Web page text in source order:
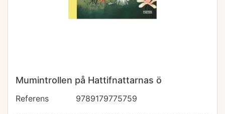
Mumintrollen på Hattifnattarnas ö
Referens 9789179775759